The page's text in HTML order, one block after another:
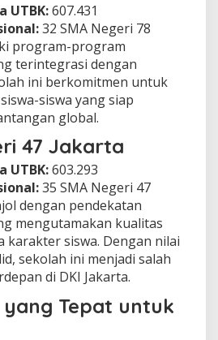
UTBK:607.431
32 SMA Negeri 78
program-program
terintegrasi dengan
ini berkomitmen untuk
siswa yang siap
global.
47 Jakarta
UTBK:603.293
35 SMA Negeri 47
dengan pendekatan
mengutamakan kualitas
karakter siswa. Dengan nilai
sekolah ini menjadi salah
di DKI Jakarta.
yang Tepat untuk